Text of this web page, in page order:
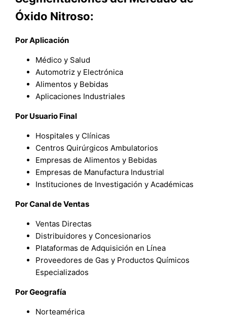
Óxido Nitroso:
Por Aplicación
Médico y Salud
Automotriz y Electrónica
Alimentos y Bebidas
Aplicaciones Industriales
Por Usuario Final
Hospitales y Clínicas
Centros Quirúrgicos Ambulatorios
Empresas de Alimentos y Bebidas
Empresas de Manufactura Industrial
Instituciones de Investigación y Académicas
Por Canal de Ventas
Ventas Directas
Distribuidores y Concesionarios
Plataformas de Adquisición en Línea
Proveedores de Gas y Productos Químicos
Especializados
Por Geografía
Norteamérica